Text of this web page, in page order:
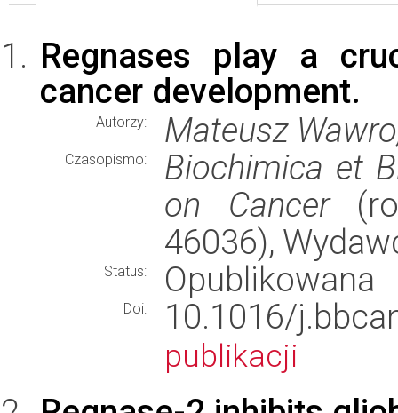
Regnases play a
cancer development.
Autorzy: Mateusz
Czasopismo:
Biochimica et
on Cancer
46036),
Status: Opublikowana
Doi: 10.1016/
publikacji